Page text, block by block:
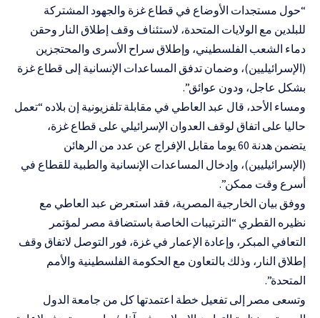
“حول مستجدات الأوضاع في قطاع غزة والجهود المشتركة
للبلدين مع الولايات المتحدة، لاستئناف وقف إطلاق النار وحقن
دماء الشعب الفلسطيني، وإطلاق سراح الأسرى والمحتجزين
(الإسرائيليين)، وضمان تدفق المساعدات الإنسانية إلى قطاع غزة
بشكل عاجل، ودون عوائق”.
ومساء الأحد، قال عبد العاطي في مقابلة تلفزيونية إن بلاده “تعمل
حاليا على اتفاق لوقف العدوان الإسرائيلي على قطاع غزة،
يتضمن هدنة 60 يوما مقابل الإفراج عن عدد من الرهائن
(الإسرائيليين)، وإدخال المساعدات الإنسانية والطبية للقطاع في
أسرع وقت ممكن”.
ووفق بيان الخارجية المصرية، فقد استعرض عبد العاطي مع
نظيره القطري “الترتيبات الخاصة باستضافة مصر لمؤتمر
التعافي المبكر، وإعادة الإعمار في غزة، فور التوصل لاتفاق وقف
إطلاق النار، وذلك بالتعاون مع الحكومة الفلسطينية والأمم
المتحدة”.
وتسعى مصر إلى تفعيل خطة اعتمدتها كل من جامعة الدول